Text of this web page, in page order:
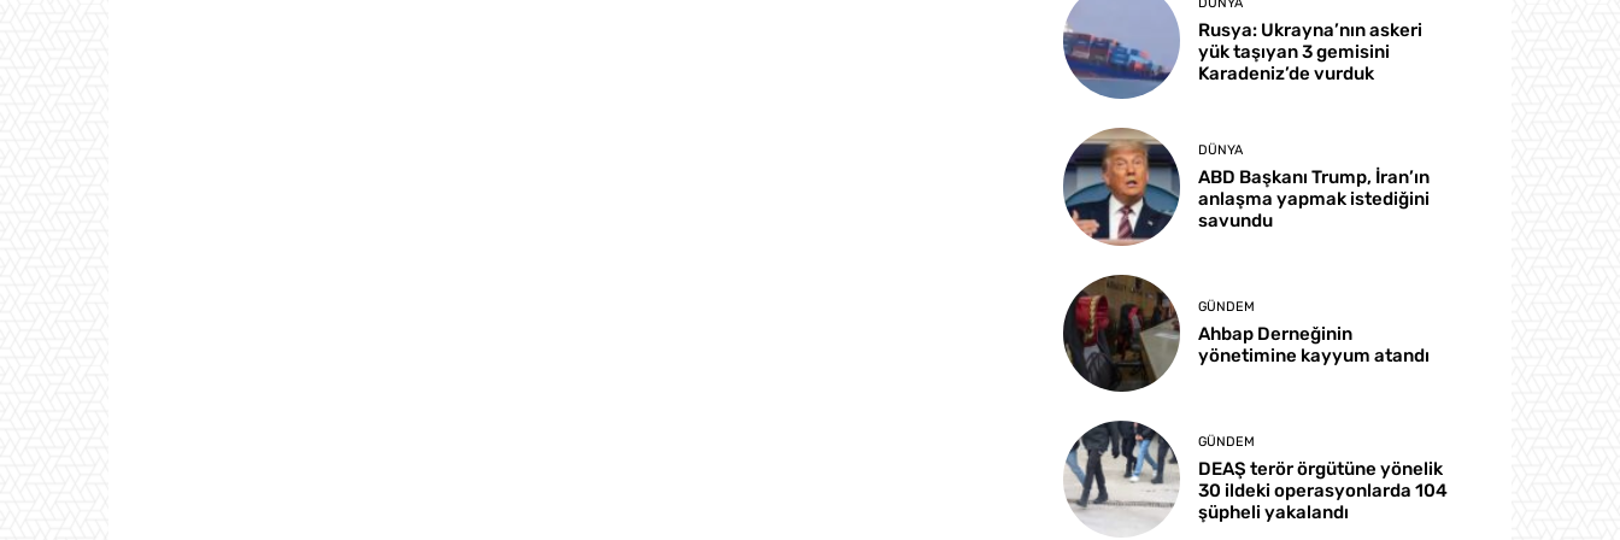
DÜNYA
Rusya: Ukrayna’nın askeri
yük taşıyan 3 gemisini
Karadeniz’de vurduk
DÜNYA
ABD Başkanı Trump, İran’ın
anlaşma yapmak istediğini
savundu
GÜNDEM
Ahbap Derneğinin
yönetimine kayyum atandı
GÜNDEM
DEAŞ terör örgütüne yönelik
30 ildeki operasyonlarda 104
şüpheli yakalandı